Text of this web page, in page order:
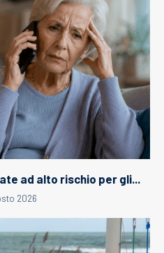
ad alto rischio per gli...
2026